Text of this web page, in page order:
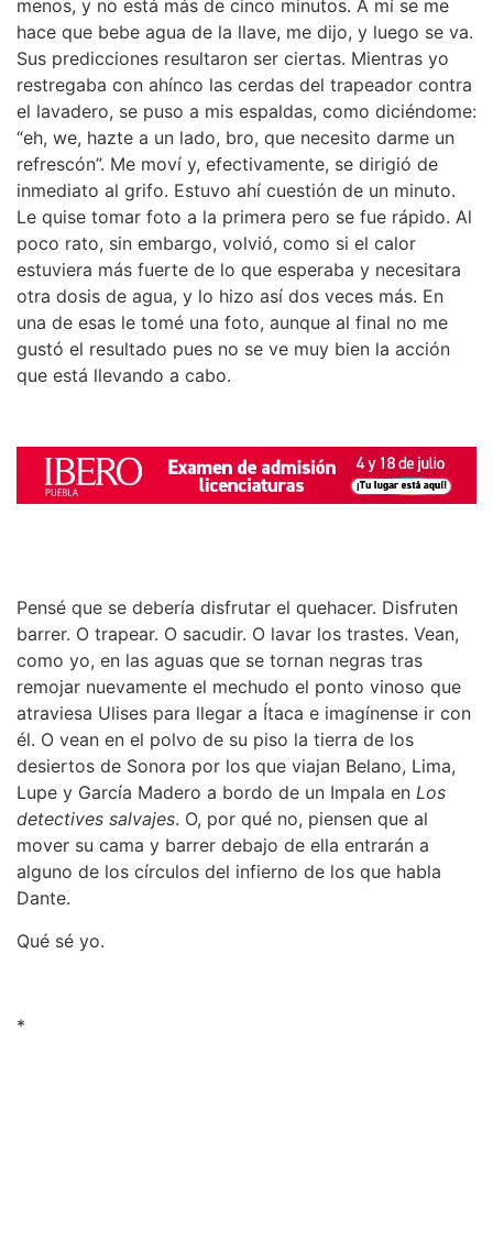
menos, y no está más de cinco minutos. A mí se me
hace que bebe agua de la llave, me dijo, y luego se va.
Sus predicciones resultaron ser ciertas. Mientras yo
restregaba con ahínco las cerdas del trapeador contra
el lavadero, se puso a mis espaldas, como diciéndome:
“eh, we, hazte a un lado, bro, que necesito darme un
refrescón”. Me moví y, efectivamente, se dirigió de
inmediato al grifo. Estuvo ahí cuestión de un minuto.
Le quise tomar foto a la primera pero se fue rápido. Al
poco rato, sin embargo, volvió, como si el calor
estuviera más fuerte de lo que esperaba y necesitara
otra dosis de agua, y lo hizo así dos veces más. En
una de esas le tomé una foto, aunque al final no me
gustó el resultado pues no se ve muy bien la acción
que está llevando a cabo.
Pensé que se debería disfrutar el quehacer. Disfruten
barrer. O trapear. O sacudir. O lavar los trastes. Vean,
como yo, en las aguas que se tornan negras tras
remojar nuevamente el mechudo el ponto vinoso que
atraviesa Ulises para llegar a Ítaca e imagínense ir con
él. O vean en el polvo de su piso la tierra de los
desiertos de Sonora por los que viajan Belano, Lima,
Lupe y García Madero a bordo de un Impala en Los
detectives salvajes. O, por qué no, piensen que al
mover su cama y barrer debajo de ella entrarán a
alguno de los círculos del infierno de los que habla
Dante.
Qué sé yo.
*